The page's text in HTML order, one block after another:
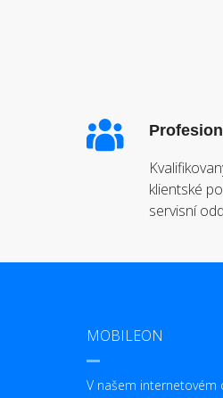
klientské
servisní
MOBILEON
V našem internetovém